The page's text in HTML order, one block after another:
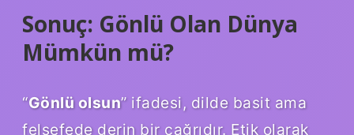
Sonuç: Gönlü Olan Dünya
Mümkün mü?
“Gönlü olsun” ifadesi, dilde basit ama
felsefede derin bir çağrıdır. Etik olarak